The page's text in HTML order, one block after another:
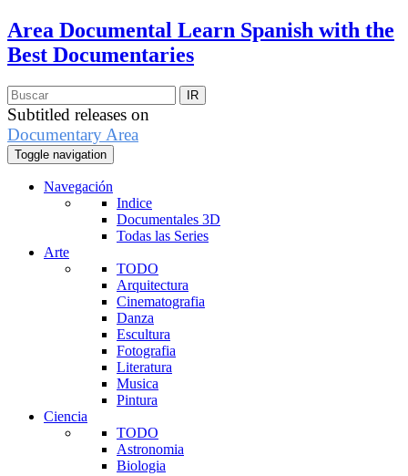
Area Documental Learn Spanish with the
Best Documentaries
Subtitled releases on
Documentary Area
Toggle navigation
Navegación
Indice
Documentales 3D
Todas las Series
Arte
TODO
Arquitectura
Cinematografia
Danza
Escultura
Fotografia
Literatura
Musica
Pintura
Ciencia
TODO
Astronomia
Biologia